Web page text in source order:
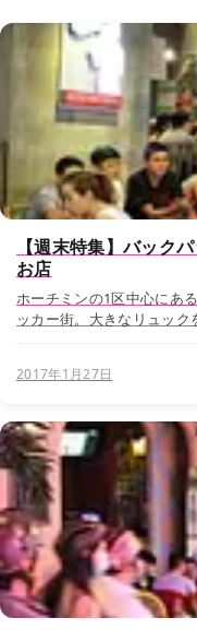
【週末特集】バック
お店
ホーチミンの1区中心にあ
ッカー街。大きなリュッ
2017年1月27日